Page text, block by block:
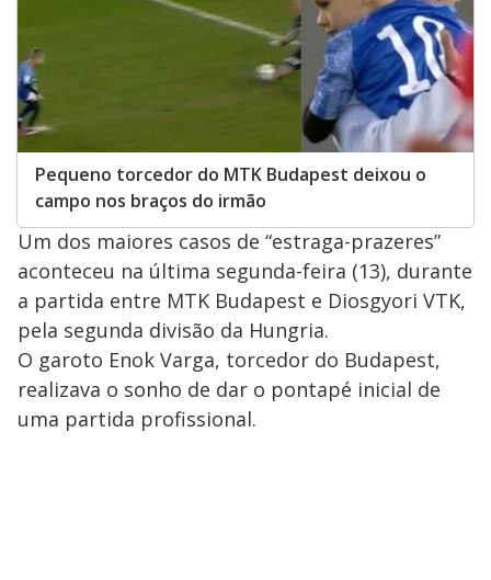
Pequeno torcedor do MTK Budapest deixou o
campo nos braços do irmão
Um dos maiores casos de “estraga-prazeres”
aconteceu na última segunda-feira (13), durante
a partida entre MTK Budapest e Diosgyori VTK,
pela segunda divisão da Hungria.
O garoto Enok Varga, torcedor do Budapest,
realizava o sonho de dar o pontapé inicial de
uma partida profissional.